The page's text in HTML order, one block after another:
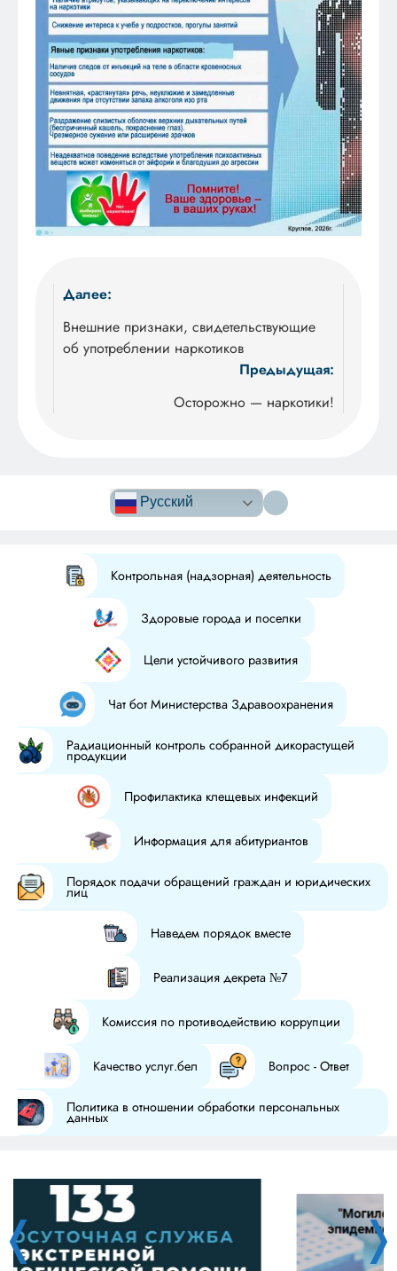
Навигация
по
записям
Предыдущая:
Осторожно — наркотики!
Далее:
Внешние признаки, свидетельствующие
об употреблении наркотиков
Русский
для
слабовидящих
Контрольная (надзорная) деятельность
Здоровые города и поселки
Цели устойчивого развития
Чат бот Министерства Здравоохранения
Радиационный контроль собранной дикорастущей
продукции
Профилактика клещевых инфекций
Информация для абитуриантов
Порядок подачи обращений граждан и юридических
лиц
Наведем порядок вместе
Реализация декрета №7
Комиссия по противодействию коррупции
Качество услуг.бел Вопрос - Ответ
Политика в отношении обработки персональных
данных
❬ ❭